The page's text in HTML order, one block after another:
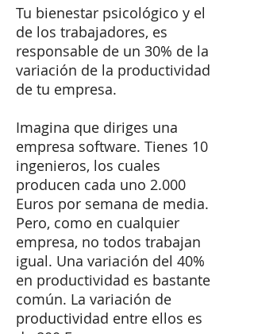
Tu bienestar psicológico y el
de los trabajadores, es
responsable de un 30% de la
variación de la productividad
de tu empresa.
​Imagina que diriges una
empresa software. Tienes 10
ingenieros, los cuales
producen cada uno 2.000
Euros por semana de media.
Pero, como en cualquier
empresa, no todos trabajan
igual. Una variación del 40%
en productividad es bastante
común. La variación de
productividad entre ellos es